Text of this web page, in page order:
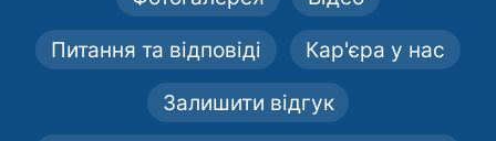
Питання та відповіді Кар'єра у нас
Залишити відгук